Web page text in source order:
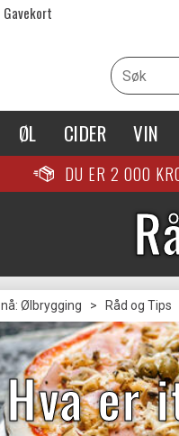
Gavekort
ØL CIDER VIN
DU ER 2 000
Ølbrygging > Råd og Tips
Hva er